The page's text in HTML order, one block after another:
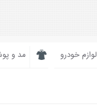
لوازم خودرو مد و